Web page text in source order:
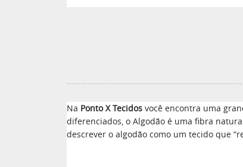
Na Ponto X Tecidos você encontra uma
diferenciados, o Algodão é uma fibra
descrever o algodão como um tecido que